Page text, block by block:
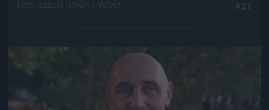
Jön még kép!